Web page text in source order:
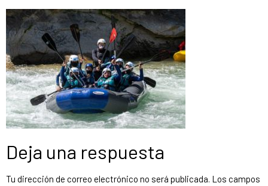
Deja una respuesta
Tu dirección de correo electrónico no será publicada. Los campos